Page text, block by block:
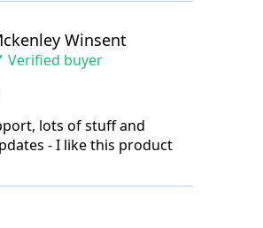
Winsent
Verified buyer
lots of stuff and
- I like this product